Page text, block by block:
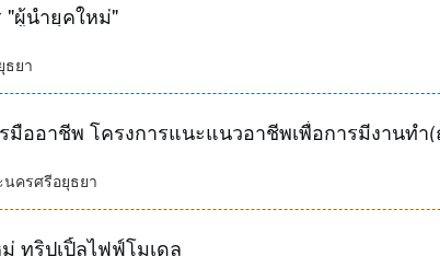
"ผู้นำยุคใหม่"
ธยา
ครศรีอยุธยา
ทริปเปิ้ลไฟฟ์โมเดล